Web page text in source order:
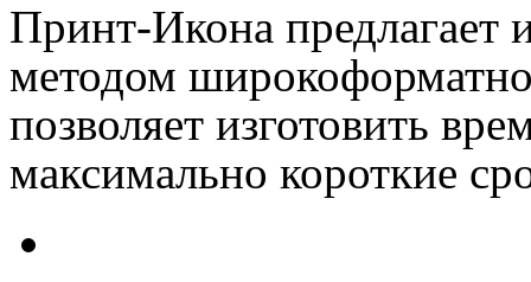
Принт-Икона предлагает
методом
позволяет изготовить
максимально короткие